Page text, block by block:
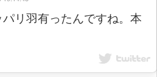
リ羽有ったんですね。本